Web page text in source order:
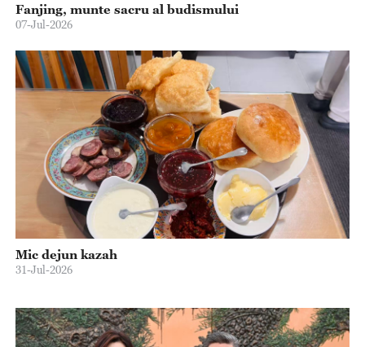
Fanjing, munte sacru al budismului
07-Jul-2026
Mic dejun kazah
31-Jul-2026